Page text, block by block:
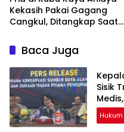
Kekasih Pakai Gagang
Cangkul, Ditangkap Saat
Baca Juga
Sisik